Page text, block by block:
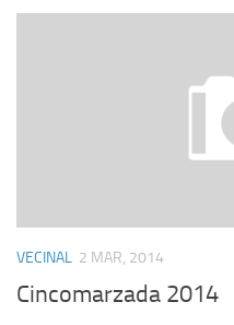
VECINAL 2 MAR, 2014
Cincomarzada 2014